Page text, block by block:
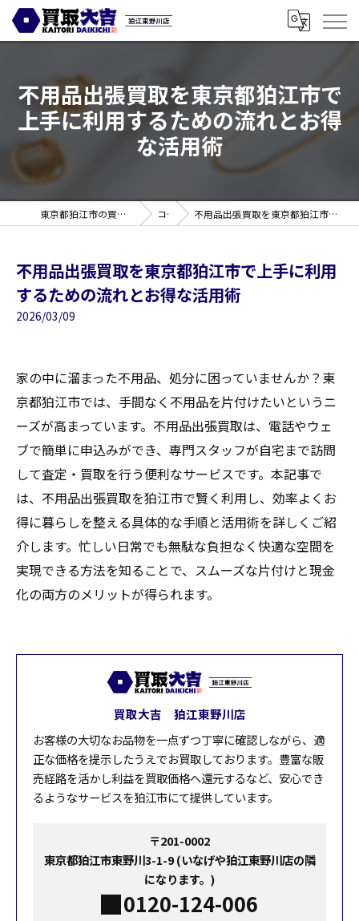
不用品出張買取を東京都狛江市で
上手に利用するための流れとお得
な活用術
東京都狛江市の買取なら買取大吉 狛江東野川店 コラム 不用品出張買取を東京都狛江市で上手に利用するための流れとお得な活用術
不用品出張買取を東京都狛江市で上手に利用
するための流れとお得な活用術
2026/03/09
家の中に溜まった不用品、処分に困っていませんか？東
京都狛江市では、手間なく不用品を片付けたいというニ
ーズが高まっています。不用品出張買取は、電話やウェ
ブで簡単に申込みができ、専門スタッフが自宅まで訪問
して査定・買取を行う便利なサービスです。本記事で
は、不用品出張買取を狛江市で賢く利用し、効率よくお
得に暮らしを整える具体的な手順と活用術を詳しくご紹
介します。忙しい日常でも無駄な負担なく快適な空間を
実現できる方法を知ることで、スムーズな片付けと現金
化の両方のメリットが得られます。
買取大吉 狛江東野川店
お客様の大切なお品物を一点ずつ丁寧に確認しながら、適
正な価格を提示したうえでお買取しております。豊富な販
売経路を活かし利益を買取価格へ還元するなど、安心でき
るようなサービスを狛江市にて提供しています。
〒201-0002
東京都狛江市東野川3-1-9 (いなげや狛江東野川店の隣
になります。)
0120-124-006